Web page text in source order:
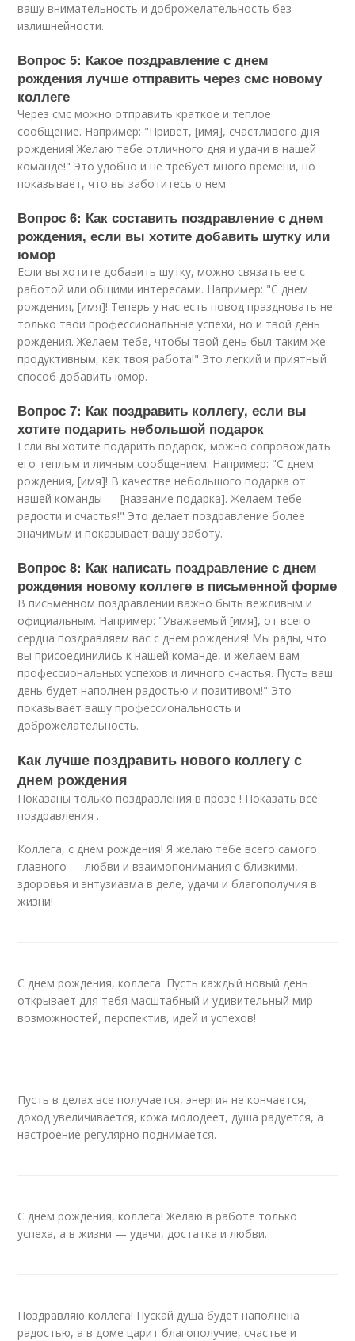
вашу внимательность и доброжелательность без
излишнейности.
Вопрос 5: Какое поздравление с днем
рождения лучше отправить через смс новому
коллеге
Через смс можно отправить краткое и теплое
сообщение. Например: "Привет, [имя], счастливого дня
рождения! Желаю тебе отличного дня и удачи в нашей
команде!" Это удобно и не требует много времени, но
показывает, что вы заботитесь о нем.
Вопрос 6: Как составить поздравление с днем
рождения, если вы хотите добавить шутку или
юмор
Если вы хотите добавить шутку, можно связать ее с
работой или общими интересами. Например: "С днем
рождения, [имя]! Теперь у нас есть повод праздновать не
только твои профессиональные успехи, но и твой день
рождения. Желаем тебе, чтобы твой день был таким же
продуктивным, как твоя работа!" Это легкий и приятный
способ добавить юмор.
Вопрос 7: Как поздравить коллегу, если вы
хотите подарить небольшой подарок
Если вы хотите подарить подарок, можно сопровождать
его теплым и личным сообщением. Например: "С днем
рождения, [имя]! В качестве небольшого подарка от
нашей команды — [название подарка]. Желаем тебе
радости и счастья!" Это делает поздравление более
значимым и показывает вашу заботу.
Вопрос 8: Как написать поздравление с днем
рождения новому коллеге в письменной форме
В письменном поздравлении важно быть вежливым и
официальным. Например: "Уважаемый [имя], от всего
сердца поздравляем вас с днем рождения! Мы рады, что
вы присоединились к нашей команде, и желаем вам
профессиональных успехов и личного счастья. Пусть ваш
день будет наполнен радостью и позитивом!" Это
показывает вашу профессиональность и
доброжелательность.
Как лучше поздравить нового коллегу с
днем рождения
Показаны только поздравления в прозе ! Показать все
поздравления .
Коллега, с днем рождения! Я желаю тебе всего самого
главного — любви и взаимопонимания с близкими,
здоровья и энтузиазма в деле, удачи и благополучия в
жизни!
С днем рождения, коллега. Пусть каждый новый день
открывает для тебя масштабный и удивительный мир
возможностей, перспектив, идей и успехов!
Пусть в делах все получается, энергия не кончается,
доход увеличивается, кожа молодеет, душа радуется, а
настроение регулярно поднимается.
С днем рождения, коллега! Желаю в работе только
успеха, а в жизни — удачи, достатка и любви.
Поздравляю коллега! Пускай душа будет наполнена
радостью, а в доме царит благополучие, счастье и